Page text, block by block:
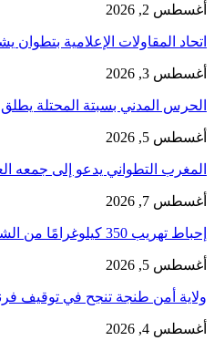
أغسطس 2, 2026
اتحاد المقاولات الإعلامية
أغسطس 3, 2026
الحرس المدني بسبتة المحتلة
أغسطس 5, 2026
المغرب التطواني يدعو إلى جمعه
أغسطس 7, 2026
إحباط تهريب 350 كيلوغرامًا من الشيرا محشوة داخل قوالب…
أغسطس 5, 2026
ولاية أمن طنجة تنجح في توقيف
أغسطس 4, 2026